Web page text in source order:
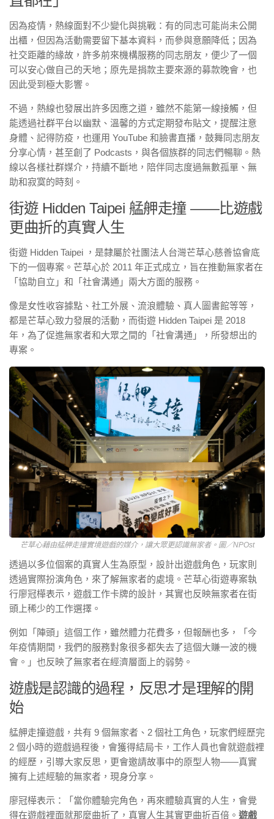
因為疫情，熱線面對不少變化與挑戰：有的同志可能尚未公開
出櫃，但因為活動需要留下基本資料，而參與意願降低；因為
社交距離的緣故，許多前來機構服務的同志朋友，便少了一個
可以安心做自己的天地；原先是捐款主要來源的募款晚會，也
因此受到極大影響。
不過，熱線也發展出許多因應之道，雖然不能第一線接觸，但
能透過社群平台以幽默、溫馨的方式定期發布貼文，提醒注意
身體、記得防疫，也運用 YouTube 和臉書直播，鼓舞同志朋友
分享心情，甚至創了 Podcasts，與各個族群的同志們暢聊。熱
線以各樣社群媒介，持續不斷地，陪伴同志度過無數孤單、無
助和寂寞的時刻。
街遊 Hidden Taipei 艋舺走撞 ——比遊戲
更曲折的真實人生
街遊 Hidden Taipei ，是隸屬於社團法人台灣芒草心慈善協會底
下的一個專案。芒草心於 2011 年正式成立，旨在推動無家者在
「協助自立」和「社會溝通」兩大方面的服務。
像是女性收容據點、社工外展、流浪體驗、真人圖書館等等，
都是芒草心致力發展的活動，而街遊 Hidden Taipei 是 2018
年，為了促進無家者和大眾之間的「社會溝通」，所發想出的
專案。
芒草心藉由艋舺走撞實境遊戲的媒介，讓大眾更認識無家者。圖／NPOst
透過以多位個案的真實人生為原型，設計出遊戲角色，玩家則
透過實際扮演角色，來了解無家者的處境。芒草心街遊專案執
行廖冠樺表示，遊戲工作卡牌的設計，其實也反映無家者在街
頭上稀少的工作選擇。
例如「陣頭」這個工作，雖然體力花費多，但報酬也多，「今
年疫情期間，我們的服務對象很多都失去了這個大賺一波的機
會。」也反映了無家者在經濟層面上的弱勢。
遊戲是認識的過程，反思才是理解的開
始
艋舺走撞遊戲，共有 9 個無家者、2 個社工角色，玩家們經歷完
2 個小時的遊戲過程後，會獲得結局卡，工作人員也會就遊戲裡
的經歷，引導大家反思，更會邀請故事中的原型人物——真實
擁有上述經驗的無家者，現身分享。
廖冠樺表示：「當你體驗完角色，再來體驗真實的人生，會覺
得在遊戲裡面就那麼曲折了，真實人生其實更曲折百倍。 遊戲